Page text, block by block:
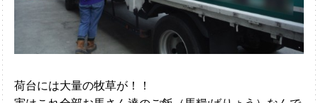
荷台には大量の牧草が！！